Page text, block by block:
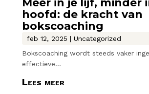
hoofd: de kracht van
bokscoaching
feb 12, 2025 | Uncategorized
Bokscoaching wordt steeds vaker
effectieve...
Lees meer